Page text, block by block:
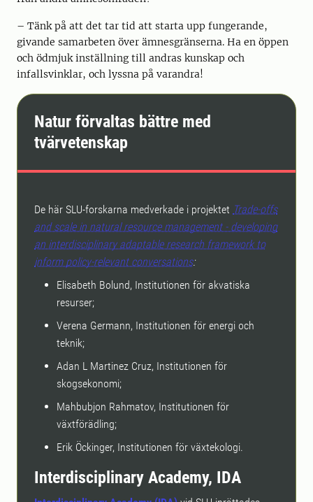
– Tänk på att det tar tid att starta upp fungerande,
givande samarbeten över ämnesgränserna. Ha en öppen
och ödmjuk inställning till andras kunskap och
infallsvinklar, och lyssna på varandra!
Natur förvaltas bättre med
tvärvetenskap
De här SLU-forskarna medverkade i projektet Trade-offs
and scale in natural resource management - developing
an interdisciplinary adaptable research framework to
inform policy-relevant conversations:
Elisabeth Bolund, Institutionen för akvatiska
resurser;
Verena Germann, Institutionen för energi och
teknik;
Adan L Martinez Cruz, Institutionen för
skogsekonomi;
Mahbubjon Rahmatov, Institutionen för
växtförädling;
Erik Öckinger, Institutionen för växtekologi.
Interdisciplinary Academy, IDA